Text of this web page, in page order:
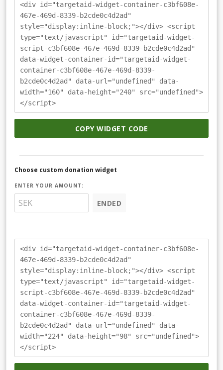
<div id="targetaid-widget-container-c3bf608e-
467e-469d-8339-b2cde0c4d2ad"
style="display:inline-block;"></div> <script
type="text/javascript" id="targetaid-widget-
script-c3bf608e-467e-469d-8339-b2cde0c4d2ad"
data-widget-container-id="targetaid-widget-
container-c3bf608e-467e-469d-8339-
b2cde0c4d2ad" data-url="undefined" data-
width="160" data-height="240" src="undefined">
</script>
COPY WIDGET CODE
Choose custom donation widget
ENTER YOUR AMOUNT:
ENDED
<div id="targetaid-widget-container-c3bf608e-
467e-469d-8339-b2cde0c4d2ad"
style="display:inline-block;"></div> <script
type="text/javascript" id="targetaid-widget-
script-c3bf608e-467e-469d-8339-b2cde0c4d2ad"
data-widget-container-id="targetaid-widget-
container-c3bf608e-467e-469d-8339-
b2cde0c4d2ad" data-url="undefined" data-
width="224" data-height="98" src="undefined">
</script>